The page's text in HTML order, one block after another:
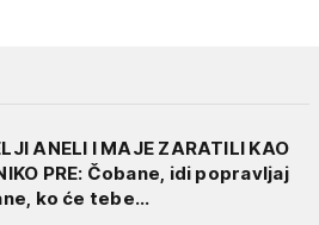
ANELI I MAJE ZARATILI KAO
PRE: Čobane, idi popravljaj
ko će tebe...